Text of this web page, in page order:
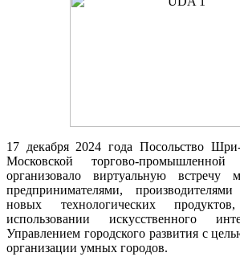
17 декабря 2024 года Посольство
Московской торгово-
организовало виртуальную встречу
предпринимателями,
новых технологических
использовании искусственного
Управлением городского развития с
организации умных городов.